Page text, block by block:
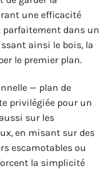
une efficacité
parfaitement dans un
ainsi le bois, la
le premier plan.
— plan de
privilégiée pour un
sur les
en misant sur des
escamotables ou
la simplicité